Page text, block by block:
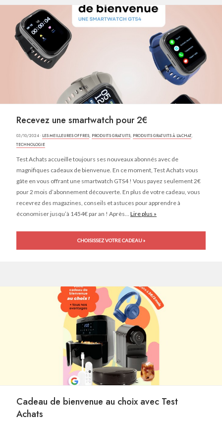
Recevez une smartwatch pour 2€
03/10/2024 · LES MEILLEURES OFFRES, PRODUITS GRATUITS, PRODUITS GRATUITS À L'ACHAT,
TECHNOLOGIE
Test Achats accueille toujours ses nouveaux abonnés avec de
magnifiques cadeaux de bienvenue. En ce moment, Test Achats vous
gâte en vous offrant une smartwatch GTS4 ! Vous payez seulement 2€
pour 2 mois d’abonnement découverte. En plus de votre cadeau, vous
recevrez des magazines, conseils et astuces pour apprendre à
économiser jusqu’à 1454€ par an ! Après... Lire plus »
CHOISISSEZ VOTRE CADEAU »
Cadeau de bienvenue au choix avec Test
Achats